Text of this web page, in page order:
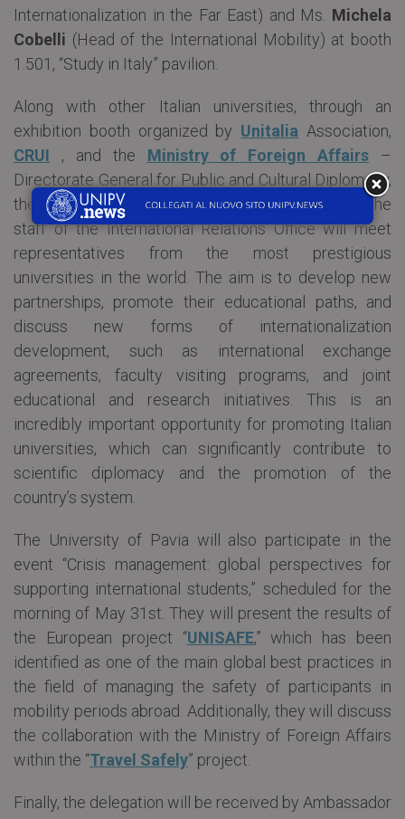
Internationalization in the Far East) and Ms. Michela
Cobelli (Head of the International Mobility) at booth
1.501, “Study in Italy” pavilion.
Along with other Italian universities, through an
exhibition booth organized by Unitalia Association,
CRUI , and the Ministry of Foreign Affairs –
Directorate General for Public and Cultural Diplomacy,
the Ministry of Higher Education and Research, the
staff of the International Relations Office will meet
representatives from the most prestigious
universities in the world. The aim is to develop new
partnerships, promote their educational paths, and
discuss new forms of internationalization
development, such as international exchange
agreements, faculty visiting programs, and joint
educational and research initiatives. This is an
incredibly important opportunity for promoting Italian
universities, which can significantly contribute to
scientific diplomacy and the promotion of the
country’s system.
The University of Pavia will also participate in the
event “Crisis management: global perspectives for
supporting international students,” scheduled for the
morning of May 31st. They will present the results of
the European project “UNISAFE,” which has been
identified as one of the main global best practices in
the field of managing the safety of participants in
mobility periods abroad. Additionally, they will discuss
the collaboration with the Ministry of Foreign Affairs
within the “Travel Safely” project.
Finally, the delegation will be received by Ambassador